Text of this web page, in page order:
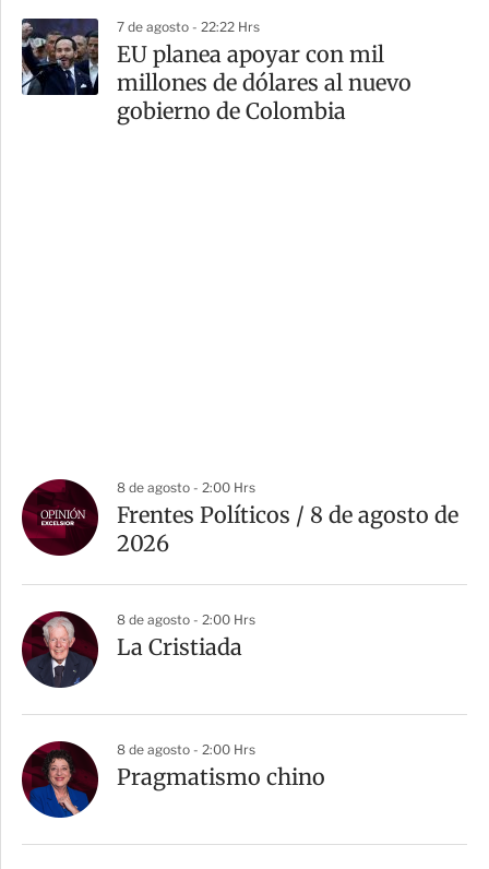
7 de agosto - 22:22 Hrs
EU planea apoyar con mil
millones de dólares al nuevo
gobierno de Colombia
8 de agosto - 2:00 Hrs
Frentes Políticos / 8 de agosto de
2026
8 de agosto - 2:00 Hrs
La Cristiada
8 de agosto - 2:00 Hrs
Pragmatismo chino